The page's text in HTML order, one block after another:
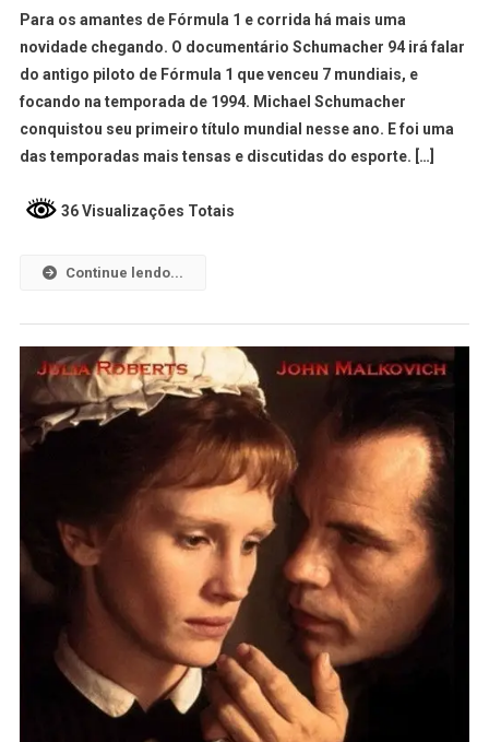
Para os amantes de Fórmula 1 e corrida há mais uma
novidade chegando. O documentário Schumacher 94 irá falar
do antigo piloto de Fórmula 1 que venceu 7 mundiais, e
focando na temporada de 1994. Michael Schumacher
conquistou seu primeiro título mundial nesse ano. E foi uma
das temporadas mais tensas e discutidas do esporte. […]
36 Visualizações Totais
Continue lendo...